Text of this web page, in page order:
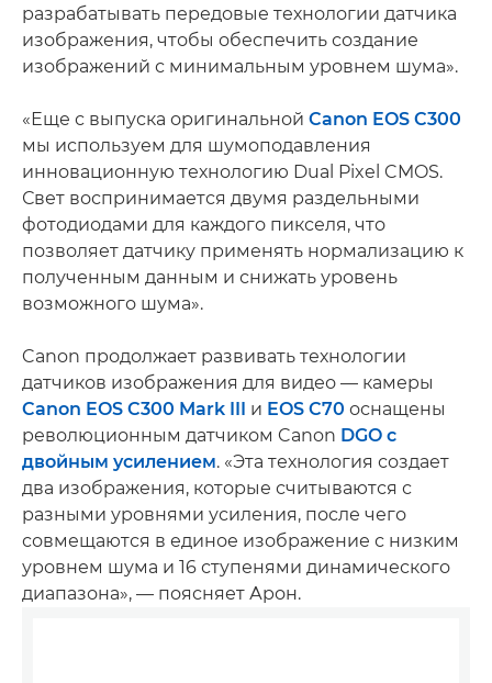
разрабатывать передовые технологии датчика
изображения, чтобы обеспечить создание
изображений с минимальным уровнем шума».
«Еще с выпуска оригинальной Canon EOS C300
мы используем для шумоподавления
инновационную технологию Dual Pixel CMOS.
Свет воспринимается двумя раздельными
фотодиодами для каждого пикселя, что
позволяет датчику применять нормализацию к
полученным данным и снижать уровень
возможного шума».
Canon продолжает развивать технологии
датчиков изображения для видео — камеры
Canon EOS C300 Mark III
и EOS C70 оснащены
революционным датчиком Canon DGO с
двойным усилением. «Эта технология создает
два изображения, которые считываются с
разными уровнями усиления, после чего
совмещаются в единое изображение с низким
уровнем шума и 16 ступенями динамического
диапазона», — поясняет Арон.